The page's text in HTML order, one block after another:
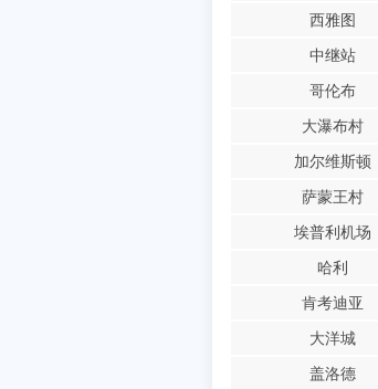
西雅图
中继站
哥伦布
大瀑布村
加尔维斯顿
萨蒙王村
埃普利机场
哈利
肯考迪亚
大洋城
盖洛德